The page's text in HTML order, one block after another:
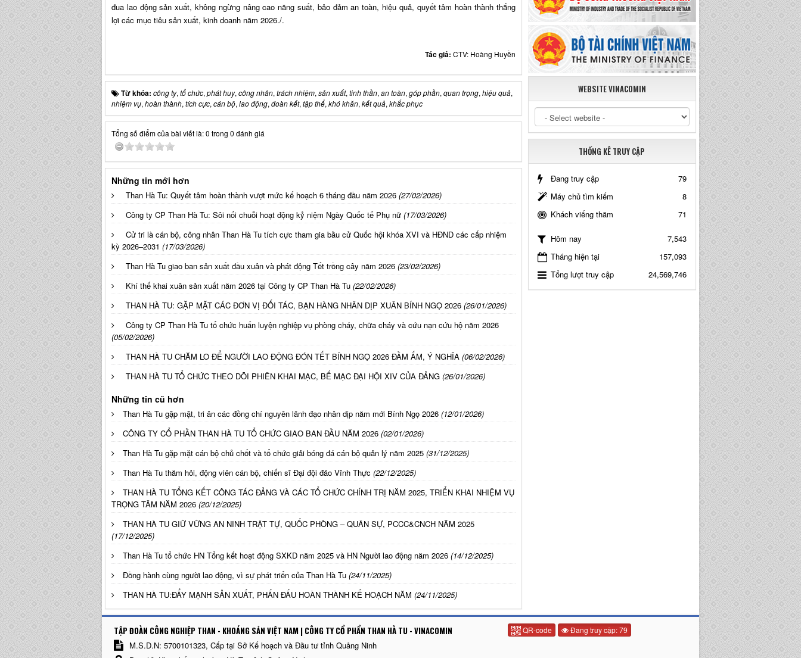
đua lao động sản xuất, không ngừng nâng cao năng suất, bảo đảm an toàn, hiệu quả, quyết tâm hoàn thành thắng
lợi các mục tiêu sản xuất, kinh doanh năm 2026./.
Tác giả: CTV: Hoàng Huyền
Từ khóa: công ty, tổ chức, phát huy, công nhân, trách nhiệm, sản xuất, tinh thần, an toàn, góp phần, quan trọng, hiệu quả,
nhiệm vụ, hoàn thành, tích cực, cán bộ, lao động, đoàn kết, tập thể, khó khăn, kết quả, khắc phục
Tổng số điểm của bài viết là: 0 trong 0 đánh giá
Những tin mới hơn
Than Hà Tu: Quyết tâm hoàn thành vượt mức kế hoạch 6 tháng đầu năm 2026 (27/02/2026)
Công ty CP Than Hà Tu: Sôi nổi chuỗi hoạt động kỷ niệm Ngày Quốc tế Phụ nữ (17/03/2026)
Cử tri là cán bộ, công nhân Than Hà Tu tích cực tham gia bầu cử Quốc hội khóa XVI và HĐND các cấp nhiệm
kỳ 2026–2031 (17/03/2026)
Than Hà Tu giao ban sản xuất đầu xuân và phát động Tết trồng cây năm 2026 (23/02/2026)
Khí thế khai xuân sản xuất năm 2026 tại Công ty CP Than Hà Tu (22/02/2026)
THAN HÀ TU: GẶP MẶT CÁC ĐƠN VỊ ĐỐI TÁC, BẠN HÀNG NHÂN DỊP XUÂN BÍNH NGỌ 2026 (26/01/2026)
Công ty CP Than Hà Tu tổ chức huấn luyện nghiệp vụ phòng cháy, chữa cháy và cứu nạn cứu hộ năm 2026
(05/02/2026)
THAN HÀ TU CHĂM LO ĐỂ NGƯỜI LAO ĐỘNG ĐÓN TẾT BÍNH NGỌ 2026 ĐẦM ẤM, Ý NGHĨA (06/02/2026)
THAN HÀ TU TỔ CHỨC THEO DÕI PHIÊN KHAI MẠC, BẾ MẠC ĐẠI HỘI XIV CỦA ĐẢNG (26/01/2026)
Những tin cũ hơn
Than Hà Tu gặp mặt, tri ân các đồng chí nguyên lãnh đạo nhân dịp năm mới Bính Ngọ 2026 (12/01/2026)
CÔNG TY CỔ PHẦN THAN HÀ TU TỔ CHỨC GIAO BAN ĐẦU NĂM 2026 (02/01/2026)
Than Hà Tu gặp mặt cán bộ chủ chốt và tổ chức giải bóng đá cán bộ quản lý năm 2025 (31/12/2025)
Than Hà Tu thăm hỏi, động viên cán bộ, chiến sĩ Đại đội đảo Vĩnh Thực (22/12/2025)
THAN HÀ TU TỔNG KẾT CÔNG TÁC ĐẢNG VÀ CÁC TỔ CHỨC CHÍNH TRỊ NĂM 2025, TRIỂN KHAI NHIỆM VỤ
TRỌNG TÂM NĂM 2026 (20/12/2025)
THAN HÀ TU GIỮ VỮNG AN NINH TRẬT TỰ, QUỐC PHÒNG – QUÂN SỰ, PCCC&CNCH NĂM 2025
(17/12/2025)
Than Hà Tu tổ chức HN Tổng kết hoạt động SXKD năm 2025 và HN Người lao động năm 2026 (14/12/2025)
Đồng hành cùng người lao động, vì sự phát triển của Than Hà Tu (24/11/2025)
THAN HÀ TU:ĐẨY MẠNH SẢN XUẤT, PHẤN ĐẤU HOÀN THÀNH KẾ HOẠCH NĂM (24/11/2025)
WEBSITE VINACOMIN
THỐNG KÊ TRUY CẬP
Đang truy cập
79
Máy chủ tìm kiếm
8
Khách viếng thăm
71
Hôm nay
7,543
Tháng hiện tại
157,093
Tổng lượt truy cập
24,569,746
TẬP ĐOÀN CÔNG NGHIỆP THAN - KHOÁNG SẢN VIỆT NAM | CÔNG TY CỔ PHẨN THAN HÀ TU - VINACOMIN
M.S.D.N: 5700101323, Cấp tại Sở Kế hoạch và Đầu tư tỉnh Quảng Ninh
QR-code Đang truy cập: 79